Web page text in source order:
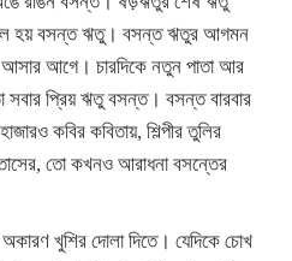
হয় বসন্ত ঋতু। বসন্ত ঋতুর আগমন
আসার আগে। চারদিকে নতুন পাতা আর
সবার প্রিয় ঋতু বসন্ত। বসন্ত বারবার
কবির কবিতায়, শিল্পীর তুলির
তো কখনও আরাধনা বসন্তের
খুশির দোলা দিতে। যেদিকে চোখ